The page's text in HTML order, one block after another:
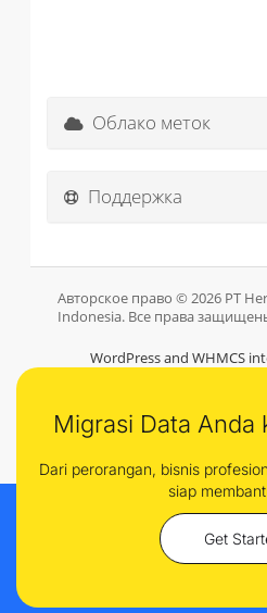
Облако меток
Поддержка
Авторское право © 2026 PT
Indonesia. Все права
WordPress and WHMCS
Migrasi Data Anda
Dari perorangan, bisnis
siap
Get